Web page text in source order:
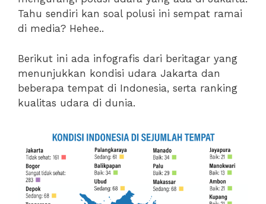
Tahu sendiri kan soal polusi ini sempat ramai
di media? Hehee..
Berikut ini ada infografis dari beritagar yang
menunjukkan kondisi udara Jakarta dan
beberapa tempat di Indonesia, serta ranking
kualitas udara di dunia.